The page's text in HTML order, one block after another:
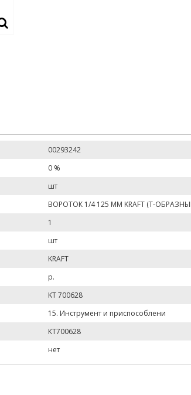
00293242
0 %
шт
ВОРОТОК 1/4 125 ММ KRAFT (Т-
1
шт
KRAFT
р.
KT 700628
15. Инструмент и приспособлени
КТ700628
нет